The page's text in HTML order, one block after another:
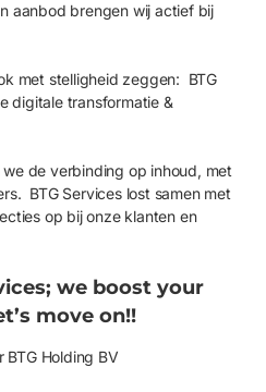
aanbod brengen wij actief bij
met stelligheid zeggen: BTG
digitale transformatie &
de verbinding op inhoud, met
. BTG Services lost samen met
op bij onze klanten en
; we boost your
move on!!
BTG Holding BV